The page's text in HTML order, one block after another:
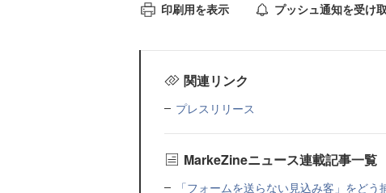
印刷用を表示 プッシュ通知を受け
関連リンク
プレスリリース
MarkeZineニュース連載記事一覧
「フォームを送らない見込み客」をど